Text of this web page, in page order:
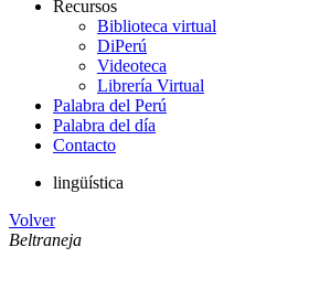
Recursos
Biblioteca virtual
DiPerú
Videoteca
Librería Virtual
Palabra del Perú
Palabra del día
Contacto
lingüística
Volver
Beltraneja